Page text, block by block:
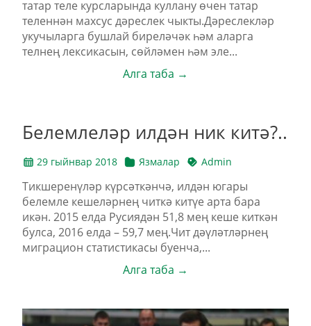
татар теле курсларында куллану өчен татар
теленнән махсус дәреслек чыкты.Дәреслекләр
укучыларга бушлай биреләчәк һәм аларга
телнең лексикасын, сөйләмен һәм эле...
Алга таба →
Белемлеләр илдән ник китә?..
29 гыйнвар 2018 Язмалар Admin
Тикшеренүләр күрсәткәнчә, илдән югары
белемле кешеләрнең читкә китүе арта бара
икән. 2015 елда Русиядән 51,8 мең кеше киткән
булса, 2016 елда – 59,7 мең.Чит дәүләтләрнең
миграцион статистикасы буенча,...
Алга таба →